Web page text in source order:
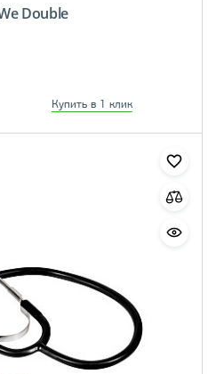
Double
Купить в 1 клик